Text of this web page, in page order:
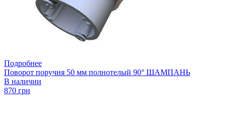
Подробнее
Поворот поручня 50 мм полнотелый 90° ШАМПАНЬ
В наличии
870 грн